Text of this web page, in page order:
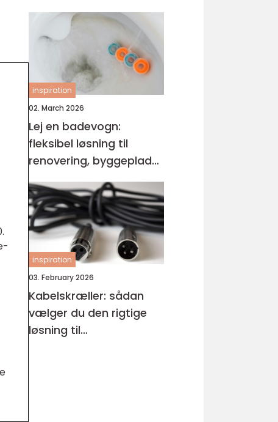
lejebolig
inspiration
02. March 2026
Lej en badevogn:
fleksibel løsning til
renovering, byggeplads
og events
inspiration
03. February 2026
Kabelskræller: sådan
vælger du den rigtige
løsning til